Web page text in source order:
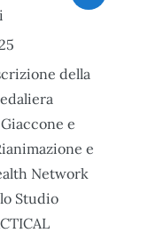
della
e
e
Network
Studio